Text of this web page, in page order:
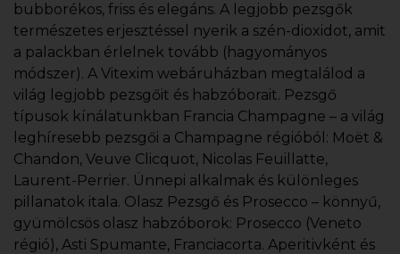
bubborékos, friss és elegáns. A legjobb pezsgők
természetes erjesztéssel nyerik a szén-dioxidot, amit
a palackban érlelnek tovább (hagyományos
módszer). A Vitexim webáruházban megtalálod a
világ legjobb pezsgőit és habzóborait. Pezsgő
típusok kínálatunkban Francia Champagne – a világ
leghíresebb pezsgői a Champagne régióból: Moët &
Chandon, Veuve Clicquot, Nicolas Feuillatte,
Laurent-Perrier. Ünnepi alkalmak és különleges
pillanatok itala. Olasz Pezsgő és Prosecco – könnyű,
gyümölcsös olasz habzóborok: Prosecco (Veneto
régió), Asti Spumante, Franciacorta. Aperitivként és